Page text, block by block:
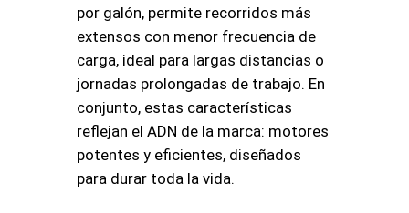
por galón, permite recorridos más
extensos con menor frecuencia de
carga, ideal para largas distancias o
jornadas prolongadas de trabajo. En
conjunto, estas características
reflejan el ADN de la marca: motores
potentes y eficientes, diseñados
para durar toda la vida.